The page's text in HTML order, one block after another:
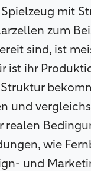
mit
zum
sind, ist
ihr
und
realen
wie
und